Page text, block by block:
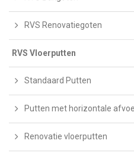
RVS Renovatiegoten
RVS Vloerputten
Standaard Putten
Putten met horizontale
Renovatie vloerputten